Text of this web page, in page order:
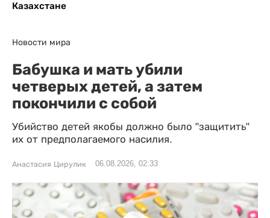
Казахстане
Новости мира
Бабушка и мать убили
четверых детей, а затем
покончили с собой
Убийство детей якобы должно было "защитить"
их от предполагаемого насилия.
Анастасия Цирулик 06.08.2026, 02:33